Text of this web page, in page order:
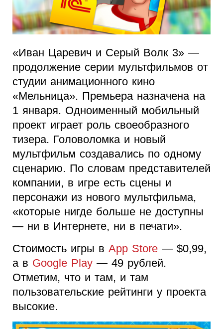
«Иван Царевич и Серый Волк 3» —
продолжение серии мультфильмов от
студии анимационного кино
«Мельница». Премьера назначена на
1 января. Одноименный мобильный
проект играет роль своеобразного
тизера. Головоломка и новый
мультфильм создавались по одному
сценарию. По словам представителей
компании, в игре есть сцены и
персонажи из нового мультфильма,
«которые нигде больше не доступны
— ни в Интернете, ни в печати».
Стоимость игры в App Store — $0,99,
а в Google Play — 49 рублей.
Отметим, что и там, и там
пользовательские рейтинги у проекта
высокие.